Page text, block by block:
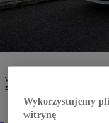
W styczniu 2021 roku Toyota
z przewagą ponad 1700 egz. nad
Wykorzystujemy
witrynę